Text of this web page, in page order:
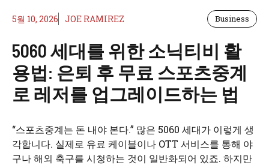
5월 10, 2026 JOE RAMIREZ Business
5060 세대를 위한 소닉티비 활
용법: 은퇴 후 무료 스포츠중계
로 레저를 업그레이드하는 법
“스포츠중계는 돈 내야 본다.” 많은 5060 세대가 이렇게 생
각합니다. 실제로 유료 케이블이나 OTT 서비스를 통해 야
구나 해외 축구를 시청하는 것이 일반화되어 있죠. 하지만